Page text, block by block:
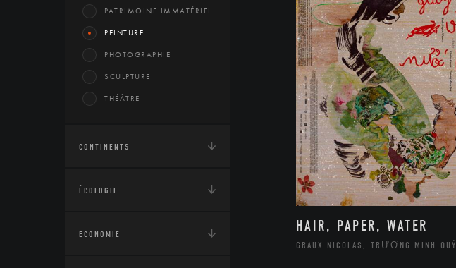
PATRIMOINE IMMATÉRIEL
PEINTURE
PHOTOGRAPHIE
SCULPTURE
THÉÂTRE
CONTINENTS
ÉCOLOGIE
ECONOMIE HAIR, PAPER, WATER
GRAUX NICOLAS, TRƯƠNG MINH QUÝ